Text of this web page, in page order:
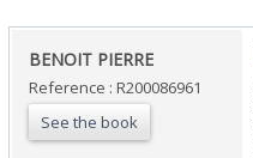
‎BENOIT PIERRE‎
Reference : R200086961
See the book